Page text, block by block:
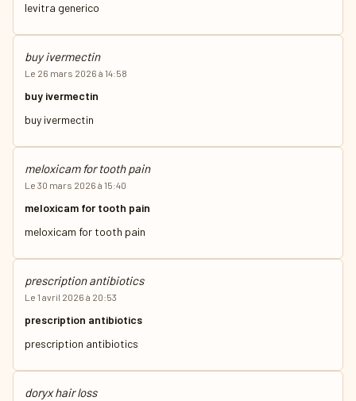
levitra generico
buy ivermectin
Le 26 mars 2026 à 14:58
buy ivermectin
buy ivermectin
meloxicam for tooth pain
Le 30 mars 2026 à 15:40
meloxicam for tooth pain
meloxicam for tooth pain
prescription antibiotics
Le 1 avril 2026 à 20:53
prescription antibiotics
prescription antibiotics
doryx hair loss